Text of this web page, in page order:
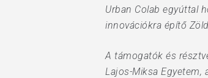
Urban Colab egyúttal
innovációkra építő
A támogatók és
Lajos-Miksa Egyetem,